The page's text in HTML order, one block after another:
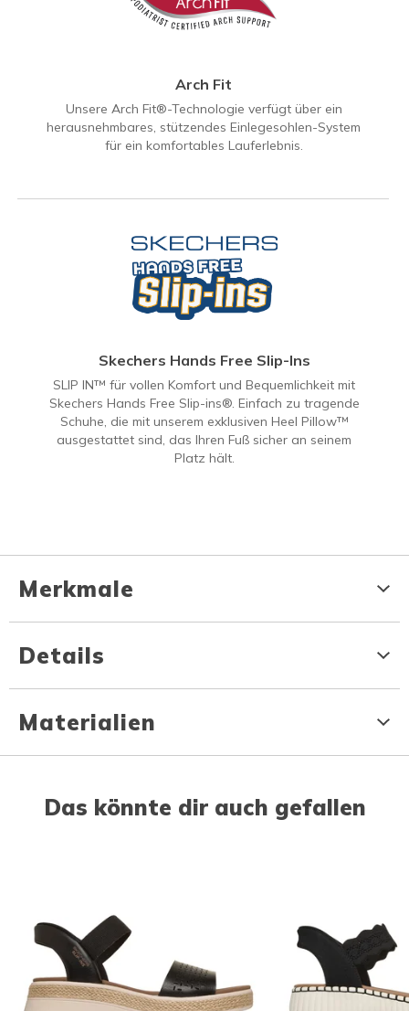
Arch Fit
Unsere Arch Fit®-Technologie verfügt über ein
herausnehmbares, stützendes Einlegesohlen-System
für ein komfortables Lauferlebnis.
Skechers Hands Free Slip-Ins
SLIP IN™ für vollen Komfort und Bequemlichkeit mit
Skechers Hands Free Slip-ins®. Einfach zu tragende
Schuhe, die mit unserem exklusiven Heel Pillow™
ausgestattet sind, das Ihren Fuß sicher an seinem
Platz hält.
Merkmale
Details
Materialien
Das könnte dir auch gefallen